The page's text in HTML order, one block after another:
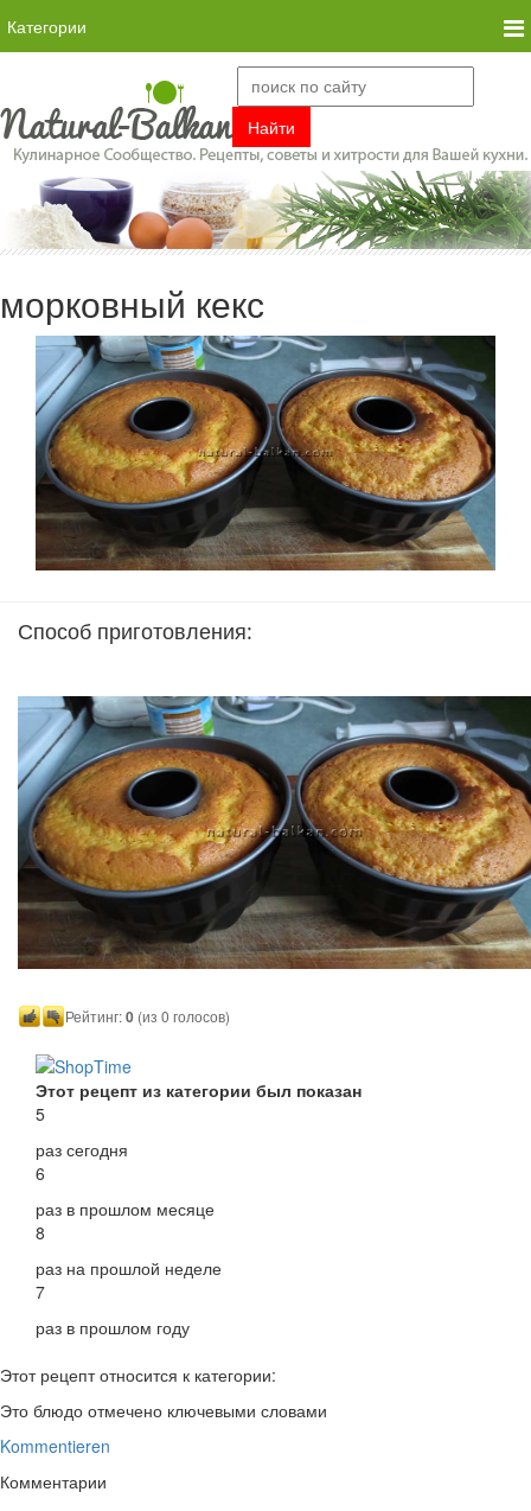
Категории
морковный кекс
Способ приготовления:
Рейтинг:0 (из 0 голосов)
Этот рецепт из категории был показан
5
раз сегодня
6
раз в прошлом месяце
8
раз на прошлой неделе
7
раз в прошлом году
Этот рецепт относится к категории:
Это блюдо отмечено ключевыми словами
Kommentieren
Комментарии